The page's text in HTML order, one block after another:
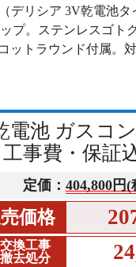
デリシア 3V乾電池タ
プ。ステンレスゴト
ットラウンド付属。
電池 ガスコ
事費・保証
定価： 404,800円(
価格
交換工事
撤去処分